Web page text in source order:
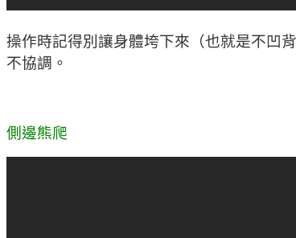
操作時記得別讓身體垮下來（也就是不凹
不協調。
側邊熊爬